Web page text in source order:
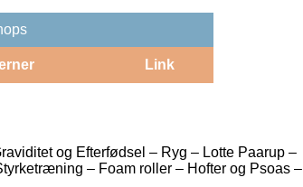
Link
og Efterfødsel – Ryg – Lotte Paarup –
– Foam roller – Hofter og Psoas –